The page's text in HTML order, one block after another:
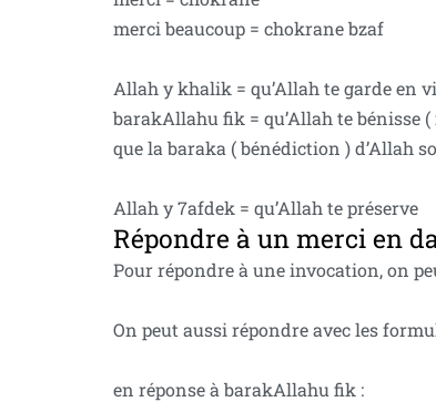
merci beaucoup = chokrane bzaf
Allah y khalik = qu’Allah te garde en
barakAllahu fik = qu’Allah te bénisse
que la baraka ( bénédiction ) d’Allah
Allah y 7afdek = qu’Allah te préserve
Répondre à un merci en
Pour répondre à une invocation, on
On peut aussi répondre avec les
en réponse à barakAllahu fik :